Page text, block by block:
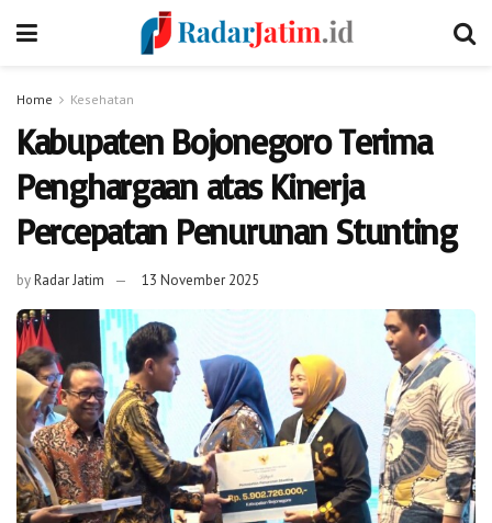
Home Kesehatan
Kabupaten Bojonegoro Terima
Penghargaan atas Kinerja
Percepatan Penurunan Stunting
byRadar Jatim 13 November 2025